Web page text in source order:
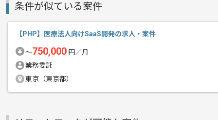
その他募集要項
商談回数
条件が似ている案件
【PHP】医療法人向けSaaS開発の求人・案件
〜750,000 円／月
業務委託
東京（東京都）